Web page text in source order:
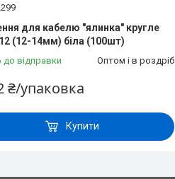
для кабелю "ялинка" кругле
(12-14мм) біла (100шт)
до відправки Оптом і в роздріб
₴/упаковка
Купити